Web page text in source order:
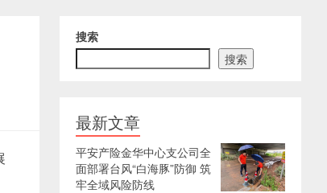
搜索
搜索
最新文章
平安产险金华中心支公司全
面部署台风“白海豚”防御 筑
牢全域风险防线